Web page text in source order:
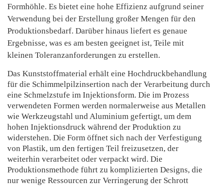
Formhöhle. Es bietet eine hohe Effizienz aufgrund seiner
Verwendung bei der Erstellung großer Mengen für den
Produktionsbedarf. Darüber hinaus liefert es genaue
Ergebnisse, was es am besten geeignet ist, Teile mit
kleinen Toleranzanforderungen zu erstellen.
Das Kunststoffmaterial erhält eine Hochdruckbehandlung
für die Schimmelpilzinsertion nach der Verarbeitung durch
eine Schmelzstufe im Injektionsform. Die im Prozess
verwendeten Formen werden normalerweise aus Metallen
wie Werkzeugstahl und Aluminium gefertigt, um dem
hohen Injektionsdruck während der Produktion zu
widerstehen. Die Form öffnet sich nach der Verfestigung
von Plastik, um den fertigen Teil freizusetzen, der
weiterhin verarbeitet oder verpackt wird. Die
Produktionsmethode führt zu komplizierten Designs, die
nur wenige Ressourcen zur Verringerung der Schrott